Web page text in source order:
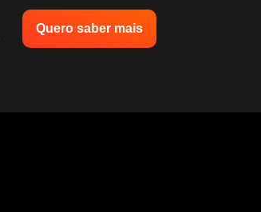
Quero saber mais